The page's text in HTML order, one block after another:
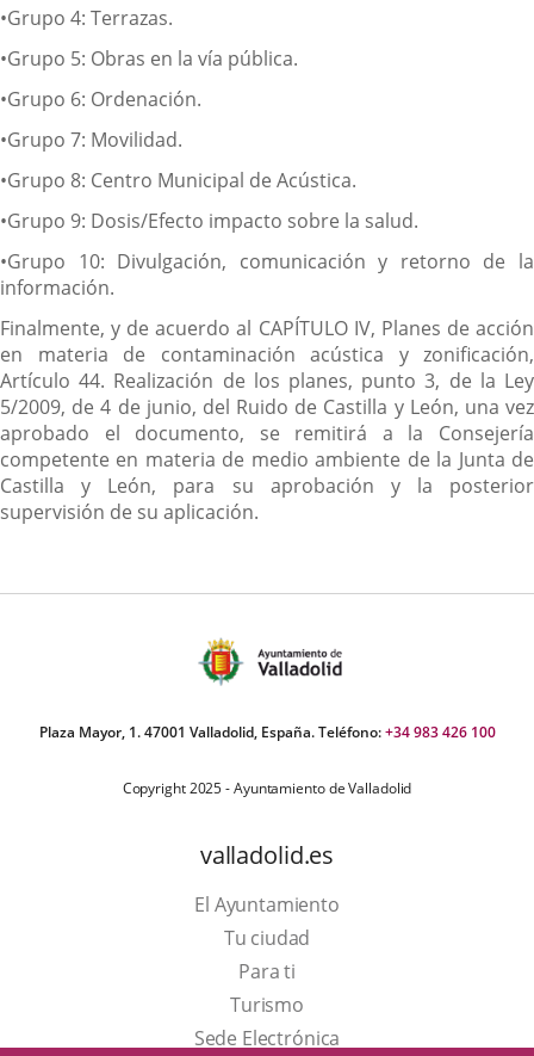
•Grupo 4: Terrazas.
•Grupo 5: Obras en la vía pública.
•Grupo 6: Ordenación.
•Grupo 7: Movilidad.
•Grupo 8: Centro Municipal de Acústica.
•Grupo 9: Dosis/Efecto impacto sobre la salud.
•Grupo 10: Divulgación, comunicación y retorno de la
información.
Finalmente, y de acuerdo al CAPÍTULO IV, Planes de acción
en materia de contaminación acústica y zonificación,
Artículo 44. Realización de los planes, punto 3, de la Ley
5/2009, de 4 de junio, del Ruido de Castilla y León, una vez
aprobado el documento, se remitirá a la Consejería
competente en materia de medio ambiente de la Junta de
Castilla y León, para su aprobación y la posterior
supervisión de su aplicación.
Plaza Mayor, 1. 47001 Valladolid, España. Teléfono:+34 983 426 100
Copyright 2025 - Ayuntamiento de Valladolid
valladolid.es
El Ayuntamiento
Tu ciudad
Para ti
TurismoEste
enlace
Sede Electrónica